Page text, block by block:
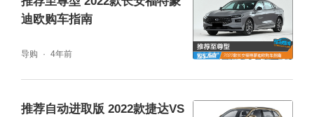
迪欧购车指南
导购 4年前
推荐自动进取版 2022款捷达VS